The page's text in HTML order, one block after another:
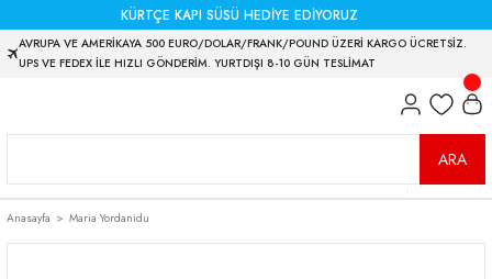
KÜRTÇE KAPI SÜSÜ HEDİYE EDİYORUZ
AVRUPA VE AMERİKAYA 500 EURO/DOLAR/FRANK/POUND ÜZERİ KARGO ÜCRETSİZ.
UPS VE FEDEX İLE HIZLI GÖNDERİM. YURTDIŞI 8-10 GÜN TESLİMAT
ARA
Anasayfa Maria Yordanidu